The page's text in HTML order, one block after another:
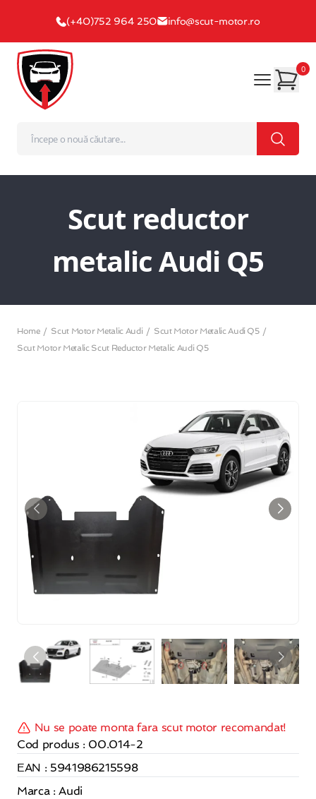
(+40)752 964 250 info@scut-motor.ro
0
Scut reductor
metalic Audi Q5
Home Scut Motor Metalic Audi
Scut Motor Metalic Audi Q5
Scut Motor Metalic Scut Reductor Metalic Audi Q5
Nu se poate monta fara scut motor recomandat!
Cod produs : 00.014-2
EAN : 5941986215598
Marca : Audi